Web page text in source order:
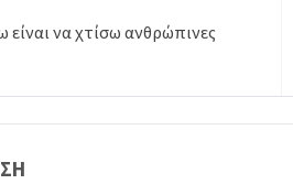
να χτίσω ανθρώπινες